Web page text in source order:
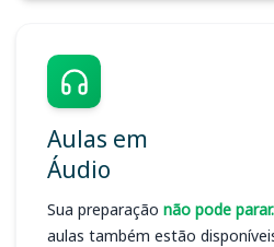
Aulas em
Áudio
Sua preparação não pode parar.
aulas também estão